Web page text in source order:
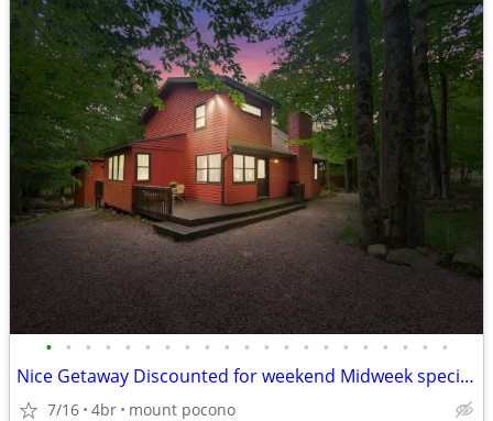
• • • • • • • • • • • • • • • • • • • • •
Nice Getaway Discounted for weekend Midweek specials!!! Hot Tub
7/16 4br mount pocono